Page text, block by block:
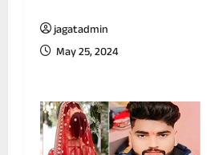
jagatadmin
May 25, 2024